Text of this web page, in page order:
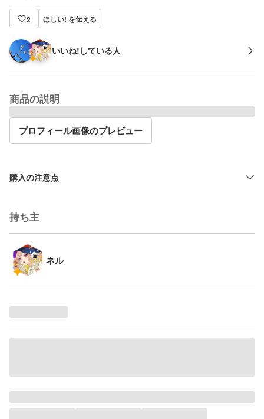
2 ほしい! を伝える
いいね!している人
商品の説明
プロフィール画像のプレビュー
購入の注意点
持ち主
ネル